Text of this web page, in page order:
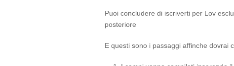
Puoi concludere di iscriverti per Lov
posteriore
E questi sono i passaggi affinche dovrai